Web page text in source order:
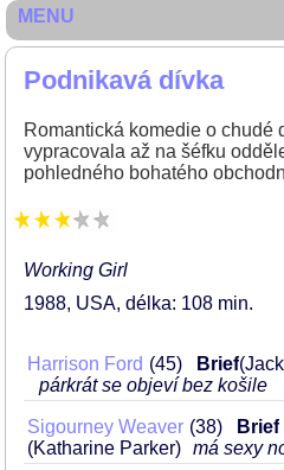
Podnikavá dívka
Romantická komedie o chudé
vypracovala až na šéfku
pohledného bohatého
Working Girl
1988 USA délka: 108 min
Harrison Ford 45 Brief
párkrát se objeví bez košile
Sigourney Weaver 38
Brief
(Katharine Parker) má sexy
MENU